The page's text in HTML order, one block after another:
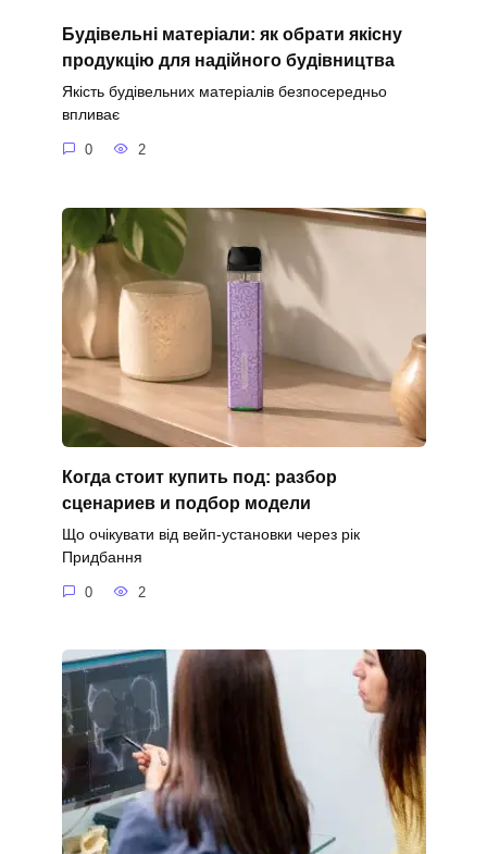
Будівельні матеріали: як обрати якісну
продукцію для надійного будівництва
Якість будівельних матеріалів безпосередньо
впливає
0 2
Когда стоит купить под: разбор
сценариев и подбор модели
Що очікувати від вейп-установки через рік
Придбання
0 2